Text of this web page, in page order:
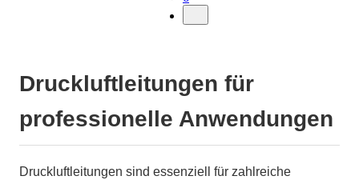
Druckluftleitungen für
professionelle Anwendungen
Druckluftleitungen sind essenziell für zahlreiche